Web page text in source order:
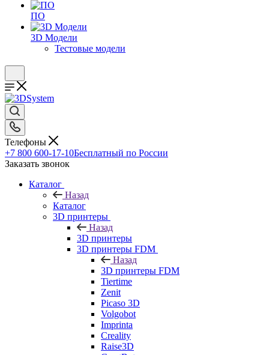
ПО
3D Модели
Тестовые модели
Телефоны
+7 800 600-17-10Бесплатный по России
Заказать звонок
Каталог
Назад
Каталог
3D принтеры
Назад
3D принтеры
3D принтеры FDM
Назад
3D принтеры FDM
Tiertime
Zenit
Picaso 3D
Volgobot
Imprinta
Creality
Raise3D